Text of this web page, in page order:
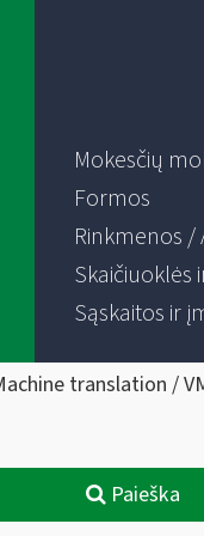
Mokesčių
Formos
Rinkmenos
Skaičiuoklės
Sąskaitos ir
translation /
Paieška